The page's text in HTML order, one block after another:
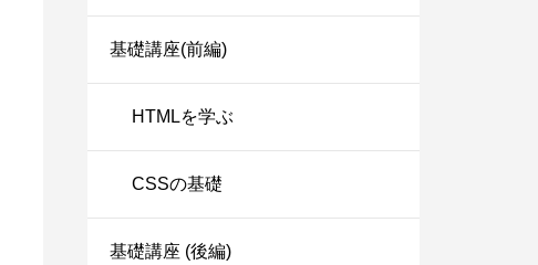
基礎講座(前編)
HTMLを学ぶ
CSSの基礎
基礎講座 (後編)